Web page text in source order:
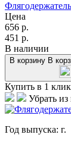
Цена
656 р.
451 р.
В наличии
В корзину В
Купить в 1 клик
Убрать из
Год выпуска: г.